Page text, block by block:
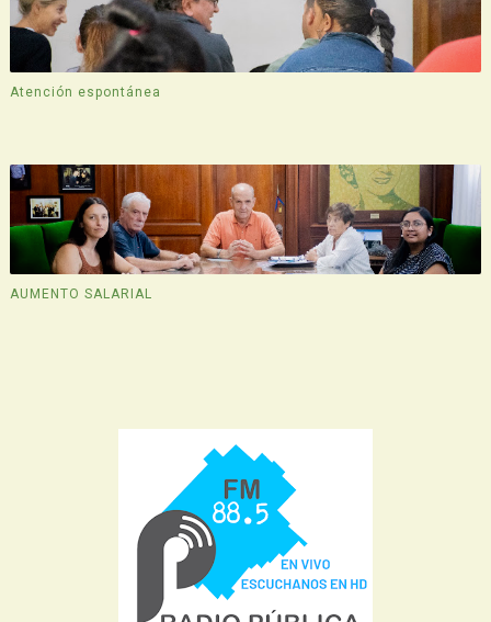
Atención espontánea
AUMENTO SALARIAL